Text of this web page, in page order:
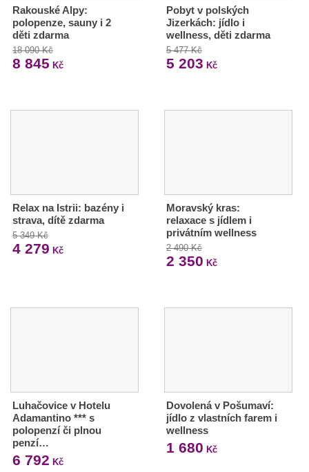
Rakouské Alpy:
polopenze, sauny i 2
děti zdarma
18 090 Kč
8 845 Kč
Pobyt v polských
Jizerkách: jídlo i
wellness, děti zdarma
5 477 Kč
5 203 Kč
Relax na Istrii: bazény i
strava, dítě zdarma
5 349 Kč
4 279 Kč
Moravský kras:
relaxace s jídlem i
privátním wellness
2 490 Kč
2 350 Kč
Luhačovice v Hotelu
Adamantino *** s
polopenzí či plnou
penzí…
6 792 Kč
Dovolená v Pošumaví:
jídlo z vlastních farem i
wellness
1 680 Kč